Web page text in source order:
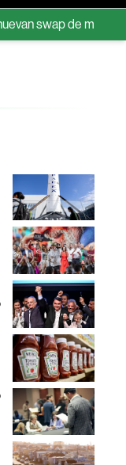
de monedas: se